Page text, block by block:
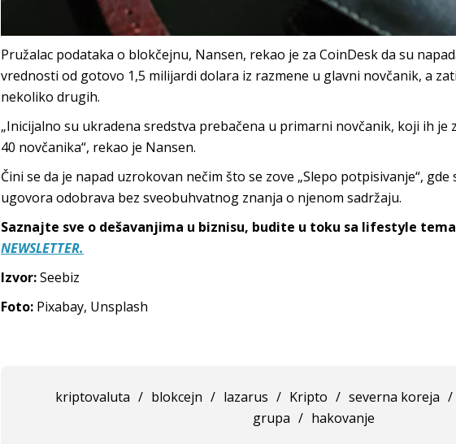
Pružalac podataka o blokčejnu, Nansen, rekao je za CoinDesk da su
vrednosti od gotovo 1,5 milijardi dolara iz razmene u glavni novčanik, a
nekoliko drugih.
„Inicijalno su ukradena sredstva prebačena u primarni novčanik, koji ih je
40 novčanika“, rekao je Nansen.
Čini se da je napad uzrokovan nečim što se zove „Slepo potpisivanje“,
ugovora odobrava bez sveobuhvatnog znanja o njenom sadržaju.
Saznajte sve o dešavanjima u biznisu, budite u toku sa lifestyle
NEWSLETTER.
Izvor:Seebiz
Foto: Pixabay, Unsplash
kriptovaluta / blokcejn / lazarus / Kripto / severna koreja /
grupa / hakovanje